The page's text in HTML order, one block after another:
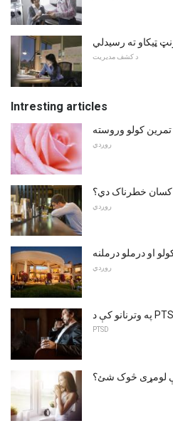
ټیکاو ته رسیدلي
د کشف مدیریت
Intresting articles
روږدي
کسان خطرناک دي؟
روږدي
او درملو درملنه
روږدي
PTSD
لومړی څوک شئ؟